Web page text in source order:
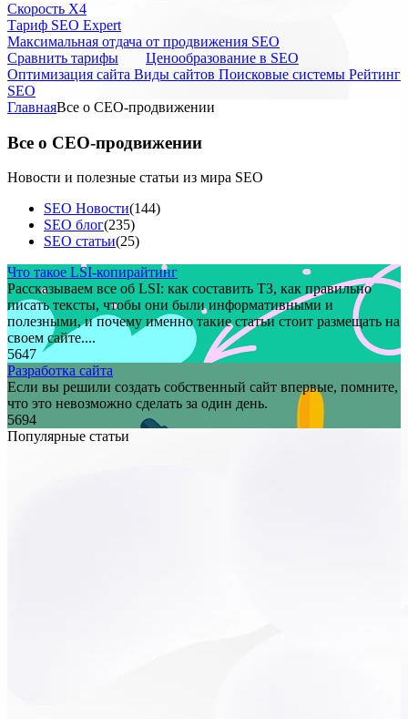
Скорость Х4
Тариф SEO Expert
Максимальная отдача от продвижения SEO
Cравнить тарифы
Ценообразование в SEO
Оптимизация сайта Виды сайтов Поисковые системы Рейтинг
SEO
ГлавнаяВсе о СЕО-продвижении
Все о СЕО-продвижении
Новости и полезные статьи из мира SEO
SEO Новости(144)
SEO блог(235)
SEO статьи(25)
Что такое LSI-копирайтинг
Рассказываем все об LSI: как составить ТЗ, как правильно
писать тексты, чтобы они были информативными и
полезными, и почему именно такие статьи стоит размещать на
своем сайте....
5647
Разработка сайта
Если вы решили создать собственный сайт впервые, помните,
что это невозможно сделать за один день.
5694
Популярные статьи